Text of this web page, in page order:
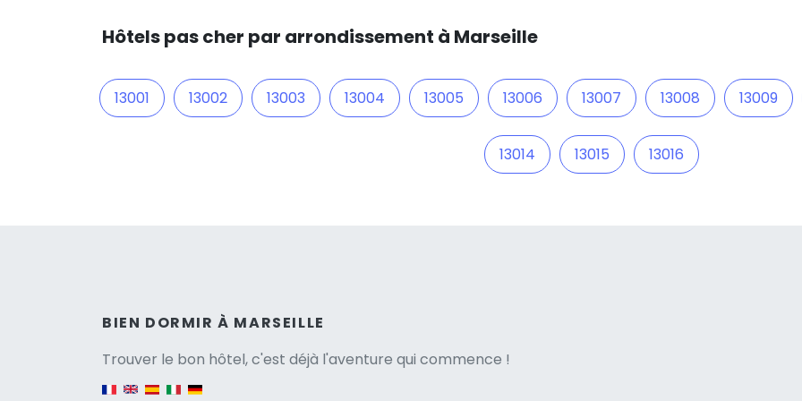
Hôtels pas cher par arrondissement à Marseille
13001 13002 13003 13004 13005 13006 13007 13008 13009
13014 13015 13016
BIEN DORMIR À MARSEILLE
Trouver le bon hôtel, c'est déjà l'aventure qui commence !
Versione italiana